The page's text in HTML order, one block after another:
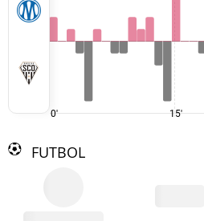
0' 15'
FUTBOL